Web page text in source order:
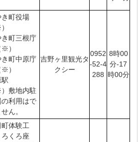
き町役場
き町三根庁
）
き町中原庁
）
）敷地内駐
の利用はで
ん。
吉野ヶ里観光タ
クシー
0952
-52-4
288
8時00
分-17
時00分
町体験工
ろくろ座